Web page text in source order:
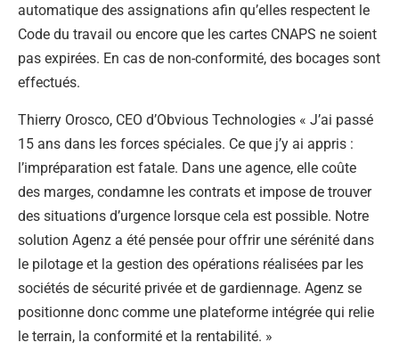
automatique des assignations afin qu’elles respectent le
Code du travail ou encore que les cartes CNAPS ne soient
pas expirées. En cas de non-conformité, des bocages sont
effectués.
Thierry Orosco, CEO d’Obvious Technologies « J’ai passé
15 ans dans les forces spéciales. Ce que j’y ai appris :
l’impréparation est fatale. Dans une agence, elle coûte
des marges, condamne les contrats et impose de trouver
des situations d’urgence lorsque cela est possible. Notre
solution Agenz a été pensée pour offrir une sérénité dans
le pilotage et la gestion des opérations réalisées par les
sociétés de sécurité privée et de gardiennage. Agenz se
positionne donc comme une plateforme intégrée qui relie
le terrain, la conformité et la rentabilité. »